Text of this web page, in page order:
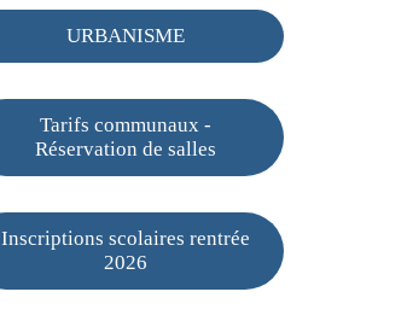
URBANISME
Tarifs communaux -
Réservation de salles
Inscriptions scolaires rentrée
2026